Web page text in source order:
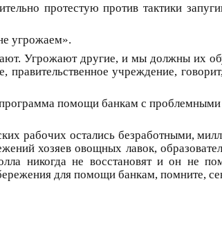
протестую против тактики
угрожаем».
Угрожают другие, и мы должны их
правительственное учреждение,
помощи банкам с
рабочих остались безработными,
хозяев овощных лавок,
никогда не восстановят и он не
для помощи банкам, помните,